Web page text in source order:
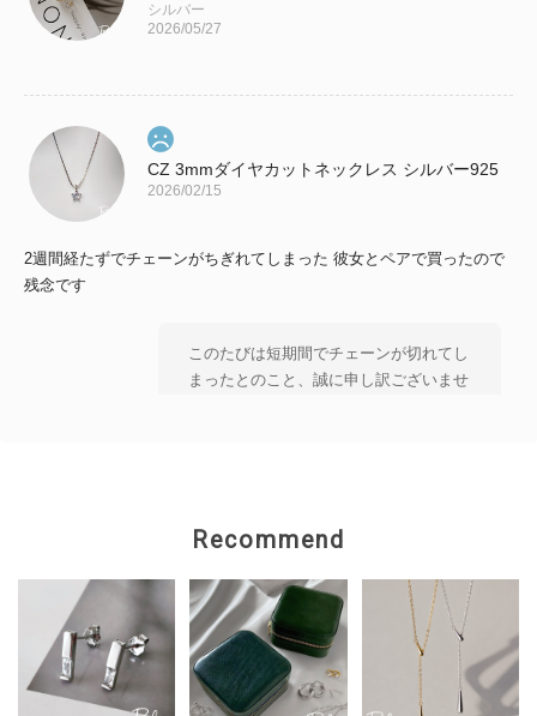
シルバー
2026/05/27
CZ 3mmダイヤカットネックレス シルバー925
2026/02/15
2週間経たずでチェーンがちぎれてしまった 彼女とペアで買ったので
残念です
このたびは短期間でチェーンが切れてし
まったとのこと、誠に申し訳ございませ
がショップのお問い合わせよりご連絡い
【Roloアクセサリー】ギフトラッピング ivory
Recommend